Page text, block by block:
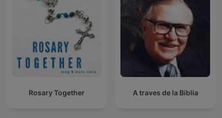
Rosary Together A traves de la Biblia